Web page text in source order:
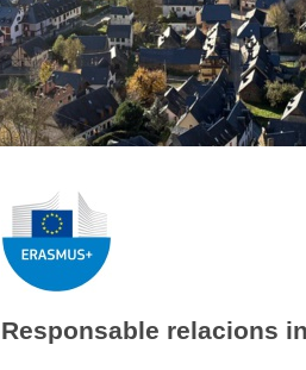
Responsable relacions